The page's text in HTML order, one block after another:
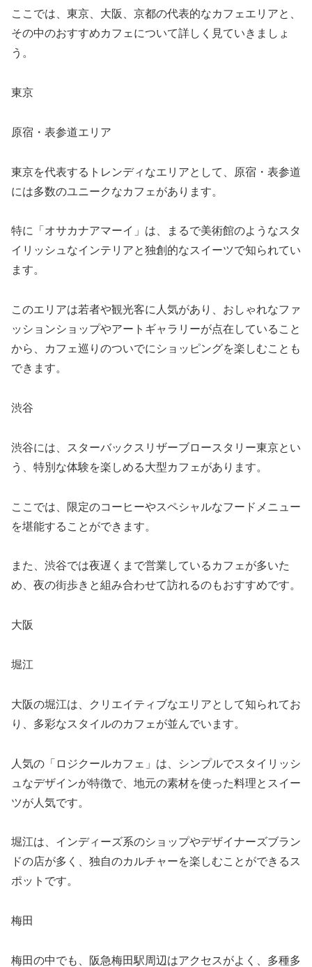
ここでは、東京、大阪、京都の代表的なカフェエリアと、
その中のおすすめカフェについて詳しく見ていきましょ
う。
東京
原宿・表参道エリア
東京を代表するトレンディなエリアとして、原宿・表参道
には多数のユニークなカフェがあります。
特に「オサカナアマーイ」は、まるで美術館のようなスタ
イリッシュなインテリアと独創的なスイーツで知られてい
ます。
このエリアは若者や観光客に人気があり、おしゃれなファ
ッションショップやアートギャラリーが点在していること
から、カフェ巡りのついでにショッピングを楽しむことも
できます。
渋谷
渋谷には、スターバックスリザーブロースタリー東京とい
う、特別な体験を楽しめる大型カフェがあります。
ここでは、限定のコーヒーやスペシャルなフードメニュー
を堪能することができます。
また、渋谷では夜遅くまで営業しているカフェが多いた
め、夜の街歩きと組み合わせて訪れるのもおすすめです。
大阪
堀江
大阪の堀江は、クリエイティブなエリアとして知られてお
り、多彩なスタイルのカフェが並んでいます。
人気の「ロジクールカフェ」は、シンプルでスタイリッシ
ュなデザインが特徴で、地元の素材を使った料理とスイー
ツが人気です。
堀江は、インディーズ系のショップやデザイナーズブラン
ドの店が多く、独自のカルチャーを楽しむことができるス
ポットです。
梅田
梅田の中でも、阪急梅田駅周辺はアクセスがよく、多種多